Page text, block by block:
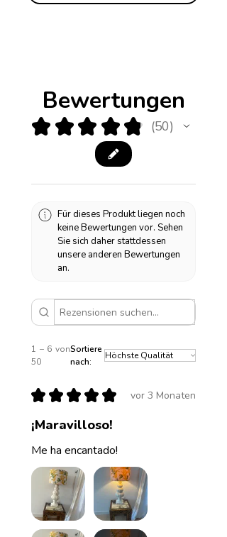
Bewertungen
★ ★ ★ ★ ★ 50
50
Für dieses Produkt liegen noch
keine Bewertungen vor. Sehen
Sie sich daher stattdessen
unsere anderen Bewertungen
an.
1 – 6 von
50
Sortiere
nach:
★ ★ ★ ★ ★ vor 3 Monaten
¡Maravilloso!
Me ha encantado!